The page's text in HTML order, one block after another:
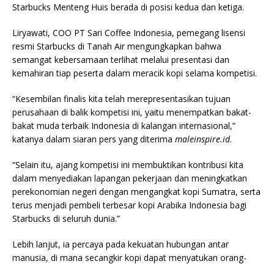
Starbucks Menteng Huis berada di posisi kedua dan ketiga.
Liryawati, COO PT Sari Coffee Indonesia, pemegang lisensi
resmi Starbucks di Tanah Air mengungkapkan bahwa
semangat kebersamaan terlihat melalui presentasi dan
kemahiran tiap peserta dalam meracik kopi selama kompetisi.
“Kesembilan finalis kita telah merepresentasikan tujuan
perusahaan di balik kompetisi ini, yaitu menempatkan bakat-
bakat muda terbaik Indonesia di kalangan internasional,”
katanya dalam siaran pers yang diterima maleinspire.id.
“Selain itu, ajang kompetisi ini membuktikan kontribusi kita
dalam menyediakan lapangan pekerjaan dan meningkatkan
perekonomian negeri dengan mengangkat kopi Sumatra, serta
terus menjadi pembeli terbesar kopi Arabika Indonesia bagi
Starbucks di seluruh dunia.”
Lebih lanjut, ia percaya pada kekuatan hubungan antar
manusia, di mana secangkir kopi dapat menyatukan orang-